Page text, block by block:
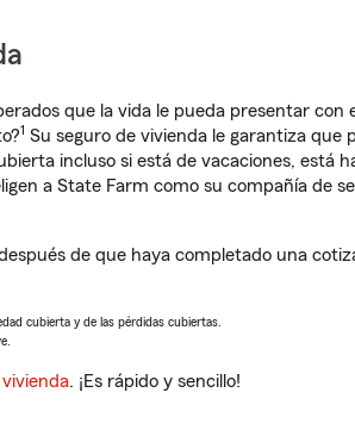
que la vida le pueda presentar con
1 Su seguro de vivienda le garantiza que
incluso si está de vacaciones, está
a State Farm como su compañía de
de que haya completado una
cubierta y de las pérdidas cubiertas.
. ¡Es rápido y sencillo!